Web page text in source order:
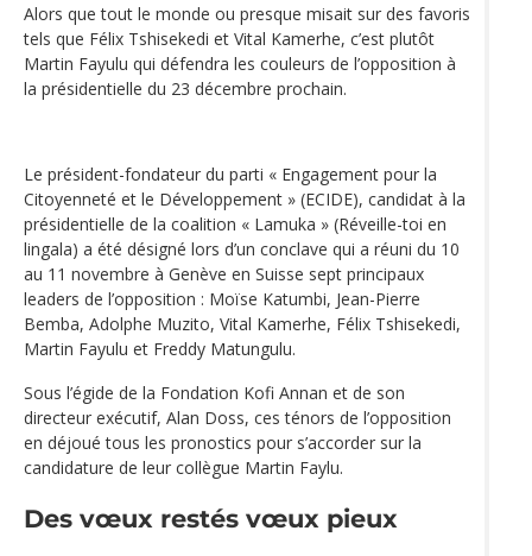
Alors que tout le monde ou presque misait sur des favoris
tels que Félix Tshisekedi et Vital Kamerhe, c’est plutôt
Martin Fayulu qui défendra les couleurs de l’opposition à
la présidentielle du 23 décembre prochain.
Le président-fondateur du parti « Engagement pour la
Citoyenneté et le Développement » (ECIDE), candidat à la
présidentielle de la coalition « Lamuka » (Réveille-toi en
lingala) a été désigné lors d’un conclave qui a réuni du 10
au 11 novembre à Genève en Suisse sept principaux
leaders de l’opposition : Moïse Katumbi, Jean-Pierre
Bemba, Adolphe Muzito, Vital Kamerhe, Félix Tshisekedi,
Martin Fayulu et Freddy Matungulu.
Sous l’égide de la Fondation Kofi Annan et de son
directeur exécutif, Alan Doss, ces ténors de l’opposition
en déjoué tous les pronostics pour s’accorder sur la
candidature de leur collègue Martin Faylu.
Des vœux restés vœux pieux